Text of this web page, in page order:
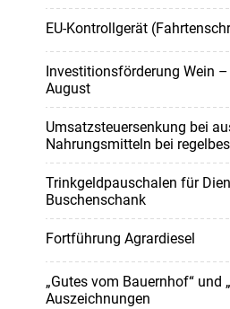
EU-Kontrollgerät
Investitionsförderung Wein
August
Umsatzsteuersenkung bei
Nahrungsmitteln bei
Trinkgeldpauschalen für
Buschenschank
Fortführung Agrardiesel
„Gutes vom Bauernhof“ und
Auszeichnungen